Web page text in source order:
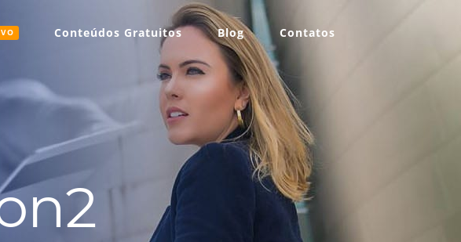
Conteúdos Gratuitos Blog Contatos